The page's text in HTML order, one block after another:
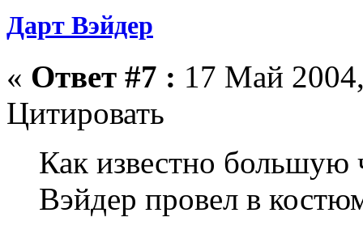
Дарт Вэйдер
« Ответ #7 : 17 Май
Цитировать
Как известно большую
Вэйдер провел в